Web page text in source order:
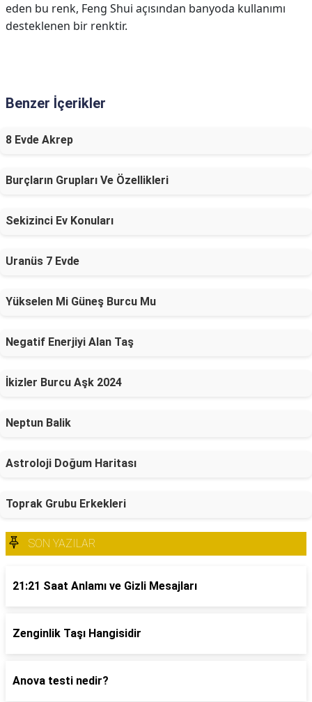
eden bu renk, Feng Shui açısından banyoda kullanımı
desteklenen bir renktir.
Benzer İçerikler
8 Evde Akrep
Burçların Grupları Ve Özellikleri
Sekizinci Ev Konuları
Uranüs 7 Evde
Yükselen Mi Güneş Burcu Mu
Negatif Enerjiyi Alan Taş
İkizler Burcu Aşk 2024
Neptun Balik
Astroloji Doğum Haritası
Toprak Grubu Erkekleri
SON YAZILAR
21:21 Saat Anlamı ve Gizli Mesajları
Zenginlik Taşı Hangisidir
Anova testi nedir?